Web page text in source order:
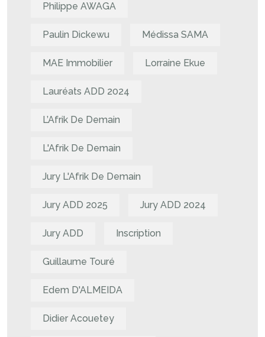
Philippe AWAGA
Paulin Dickewu Médissa SAMA
MAE Immobilier Lorraine Ekue
Lauréats ADD 2024
L’Afrik De Demain
L'Afrik De Demain
Jury L'Afrik De Demain
Jury ADD 2025 Jury ADD 2024
Jury ADD Inscription
Guillaume Touré
Edem D'ALMEIDA
Didier Acouetey